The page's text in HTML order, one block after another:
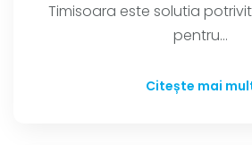
Timisoara este solutia
pentru...
Citește mai